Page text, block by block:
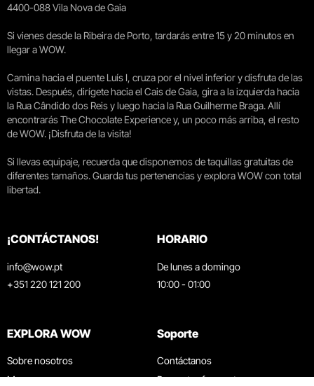
4400-088 Vila Nova de Gaia
Si vienes desde la Ribeira de Porto, tardarás entre 15 y 20 minutos en
llegar a WOW.
Camina hacia el puente Luís I, cruza por el nivel inferior y disfruta de las
vistas. Después, dirígete hacia el Cais de Gaia, gira a la izquierda hacia
la Rua Cândido dos Reis y luego hacia la Rua Guilherme Braga. Allí
encontrarás The Chocolate Experience y, un poco más arriba, el resto
de WOW. ¡Disfruta de la visita!
Si llevas equipaje, recuerda que disponemos de taquillas gratuitas de
diferentes tamaños. Guarda tus pertenencias y explora WOW con total
libertad.
¡CONTÁCTANOS!
info@wow.pt
+351 220 121 200
HORARIO
De lunes a domingo
10:00 - 01:00
EXPLORA WOW
Sobre nosotros
Museos
Soporte
Contáctanos
Preguntas frecuentes